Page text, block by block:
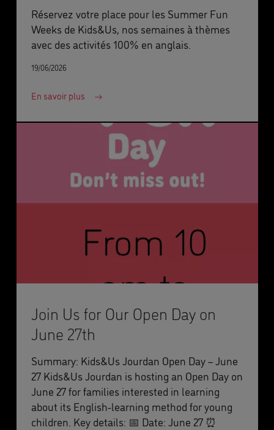
Réservez votre place pour les Summer Fun
Weeks de Kids&Us, nos semaines à thèmes
avec des activités 100% en anglais.
19/06/2026
En savoir plus
Join Us for Our Open Day on
June 27th
Summary: Kids&Us Jourdan Open Day – June
27 Kids&Us Jourdan is hosting an Open Day on
June 27 for families interested in learning
about its English-learning method for young
children. Key details: 📅 Date: June 27 ⏰